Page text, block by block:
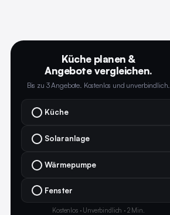
Küche planen &
Angebote vergleichen.
Bis zu 3 Angebote. Kostenlos und unverbindlich.
Küche
Solaranlage
Wärmepumpe
Fenster
Kostenlos · Unverbindlich · 2 Min.